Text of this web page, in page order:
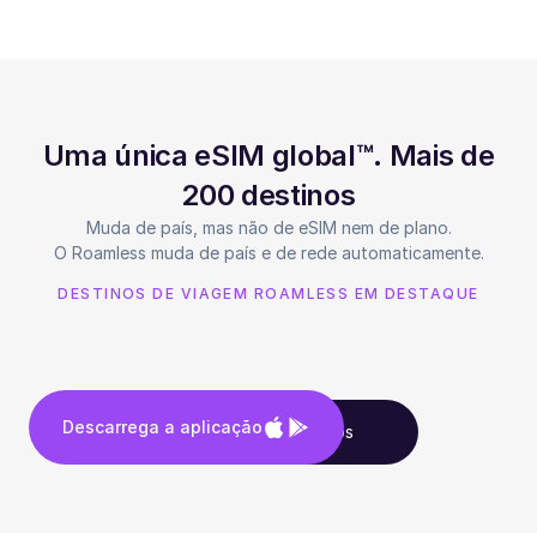
Uma única eSIM global™. Mais de
200 destinos
Muda de país, mas não de eSIM nem de plano.
O Roamless muda de país e de rede automaticamente.
DESTINOS DE VIAGEM ROAMLESS EM DESTAQUE
Vê todos os destinos
Descarrega a aplicação